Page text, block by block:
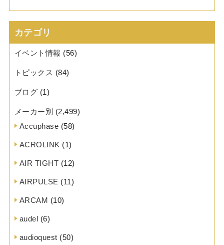
カテゴリ
イベント情報 (56)
トピックス (84)
ブログ (1)
メーカー別 (2,499)
Accuphase (58)
ACROLINK (1)
AIR TIGHT (12)
AIRPULSE (11)
ARCAM (10)
audel (6)
audioquest (50)